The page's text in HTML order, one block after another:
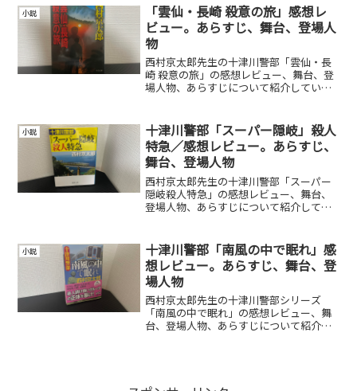
小説
「雲仙・長崎 殺意の旅」感想レ
ビュー。あらすじ、舞台、登場人
物
西村京太郎先生の十津川警部「雲仙・長
崎 殺意の旅」の感想レビュー、舞台、登
場人物、あらすじについて紹介していま
小説
十津川警部「スーパー隠岐」殺人
特急／感想レビュー。あらすじ、
舞台、登場人物
西村京太郎先生の十津川警部「スーパー
隠岐殺人特急」の感想レビュー、舞台、
登場人物、あらすじについて紹介してい
小説
十津川警部「南風の中で眠れ」感
想レビュー。あらすじ、舞台、登
場人物
西村京太郎先生の十津川警部シリーズ
「南風の中で眠れ」の感想レビュー、舞
台、登場人物、あらすじについて紹介し